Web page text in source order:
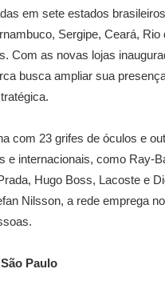
em sete estados
Sergipe, Ceará, Rio
Com as novas lojas
busca ampliar sua
com 23 grifes de óculos e
e internacionais, como Ray-
Hugo Boss, Lacoste e
Nilsson, a rede emprega
Paulo